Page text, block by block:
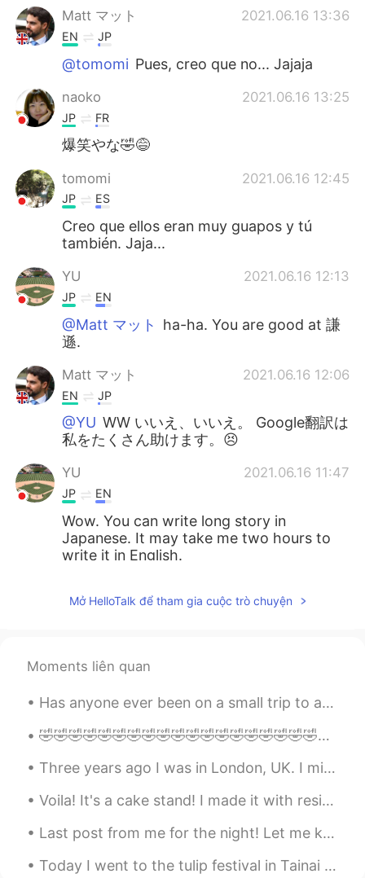
Matt マット 2021.06.16 13:36
EN JP
@tomomi Pues, creo que no... Jajaja
naoko 2021.06.16 13:25
JP FR
爆笑やな🤣😅
tomomi 2021.06.16 12:45
JP ES
Creo que ellos eran muy guapos y tú
también. Jaja...
YU 2021.06.16 12:13
JP EN
@Matt マット
ha-ha. You are good at 謙
遜.
Matt マット 2021.06.16 12:06
EN JP
@YU WW いいえ、いいえ。 Google翻訳は
私をたくさん助けます。😣
YU 2021.06.16 11:47
JP EN
Wow. You can write long story in
Japanese. It may take me two hours to
write it in English.
Mở HelloTalk để tham gia cuộc trò chuyện
Moments liên quan
Has anyone ever been on a small trip to a resort by themselves? And did everything alone? If ye...
🤣🤣🤣🤣🤣🤣🤣🤣🤣🤣🤣🤣🤣🤣🤣🤣🤣🤣🤣🤣🤣🤣🤣🤣🤣🤣🤣🤣🤣🤣🤣🤣🤣🤣🤣🤣🤣🤣🤣🤣🤣🤣🤣🤣🤣🤣🤣🤣🤣🤣🤣🤣🤣🤣🤣🤣
Three years ago I was in London, UK. I miss it! I want to move there one day, but for now that’s ...
Voila! It's a cake stand! I made it with resin! Me new hobby is resin art/ all things resin ☺☺☺😜😍👍
Last post from me for the night! Let me know if you have ever been to these places or want to go ...
Today I went to the tulip festival in Tainai city (胎内市）then moved onto Fujitsukahama beach and fi...